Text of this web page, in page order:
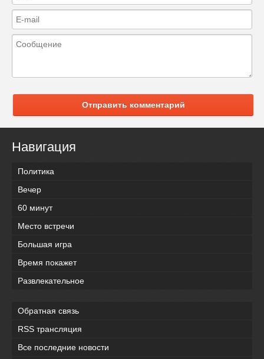
Отправить комментарий
Навигация
Политика
Вечер
60 минут
Место встречи
Большая игра
Время покажет
Развлекательное
Обратная связь
RSS трансляция
Все последние новости